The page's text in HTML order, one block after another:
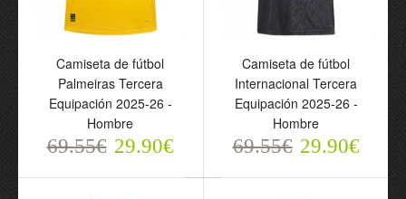
Camiseta de fútbol
Palmeiras Tercera
Equipación 2025-26 -
Hombre
69.55€ 29.90€
Camiseta de fútbol
Internacional Tercera
Equipación 2025-26 -
Hombre
69.55€ 29.90€